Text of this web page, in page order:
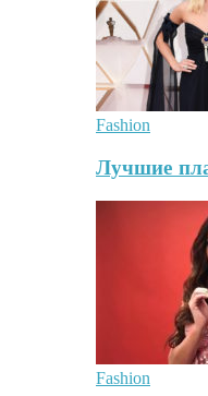
Fashion
Лучшие
Fashion